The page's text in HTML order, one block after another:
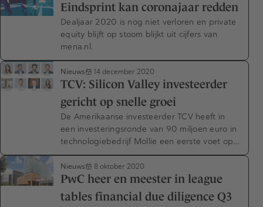
Eindsprint kan coronajaar redden
Dealjaar 2020 is nog niet verloren en private
equity blijft op stoom blijkt uit cijfers van
mena.nl.
Nieuws 14 december 2020
TCV: Silicon Valley investeerder
gericht op snelle groei
De Amerikaanse investeerder TCV heeft in
een investeringsronde van 90 miljoen euro in
technologiebedrijf Mollie een eerste voet op…
Nieuws 8 oktober 2020
PwC heer en meester in league
tables financial due diligence Q3